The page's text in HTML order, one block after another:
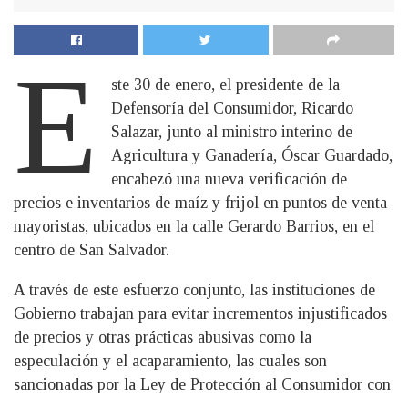
E
ste 30 de enero, el presidente de la
Defensoría del Consumidor, Ricardo
Salazar, junto al ministro interino de
Agricultura y Ganadería, Óscar Guardado,
encabezó una nueva verificación de
precios e inventarios de maíz y frijol en puntos de venta
mayoristas, ubicados en la calle Gerardo Barrios, en el
centro de San Salvador.
A través de este esfuerzo conjunto, las instituciones de
Gobierno trabajan para evitar incrementos injustificados
de precios y otras prácticas abusivas como la
especulación y el acaparamiento, las cuales son
sancionadas por la Ley de Protección al Consumidor con